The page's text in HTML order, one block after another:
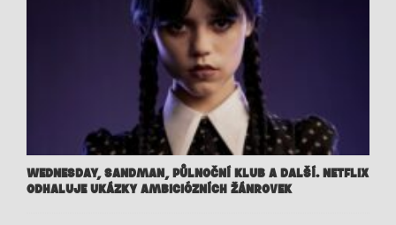
WEDNESDAY, SANDMAN, PŮLNOČNÍ KLUB A DALŠÍ. NETFLIX
ODHALUJE UKÁZKY AMBICIÓZNÍCH ŽÁNROVEK